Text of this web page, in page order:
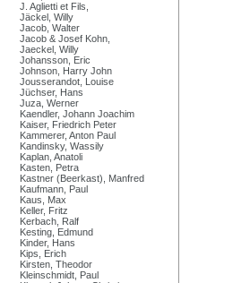
J. Aglietti et Fils,
Jäckel, Willy
Jacob, Walter
Jacob & Josef Kohn,
Jaeckel, Willy
Johansson, Eric
Johnson, Harry John
Jousserandot, Louise
Jüchser, Hans
Juza, Werner
Kaendler, Johann Joachim
Kaiser, Friedrich Peter
Kammerer, Anton Paul
Kandinsky, Wassily
Kaplan, Anatoli
Kasten, Petra
Kastner (Beerkast), Manfred
Kaufmann, Paul
Kaus, Max
Keller, Fritz
Kerbach, Ralf
Kesting, Edmund
Kinder, Hans
Kips, Erich
Kirsten, Theodor
Kleinschmidt, Paul